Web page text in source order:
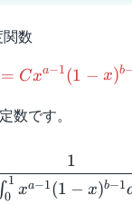
数
= Cxa−1(1 − x)b
数です。
∫0
1
xa−1(1 − x)b−1
1